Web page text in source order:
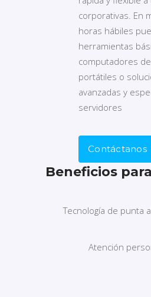
corporativas. En
horas hábiles
herramientas
computadores
portátiles o
avanzadas y
servidores
Contáctanos
Beneficios
Tecnología de punta
Atención